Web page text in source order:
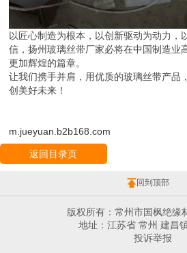
以匠心制造为根本，以创新驱动为动力，
信，扬州玻璃丝带厂家必将在中国制造业
更加辉煌的篇章。
让我们携手并肩，用优质的玻璃丝带产品
创美好未来！
m.jueyuan.b2b168.com
返回目录页
回到顶部
版权所有：常州市国枫绝缘
地址：江苏省 常州 建昌
投诉举报